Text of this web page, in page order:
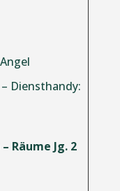
Räume Jg. 2